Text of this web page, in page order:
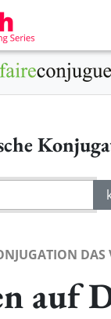
DAS
auf